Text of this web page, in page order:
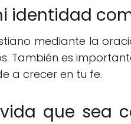
identidad
mediante la
También es
a crecer en tu fe.
que sea